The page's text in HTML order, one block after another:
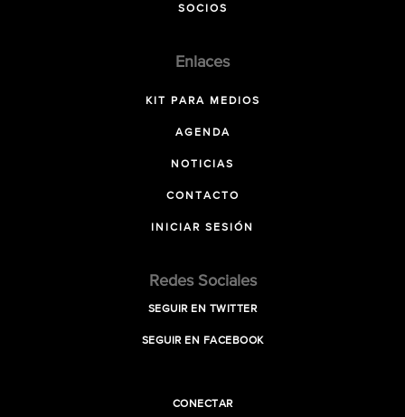
SOCIOS
Enlaces
KIT PARA MEDIOS
AGENDA
NOTICIAS
CONTACTO
INICIAR SESIÓN
Redes Sociales
SEGUIR EN TWITTER
SEGUIR EN FACEBOOK
CONECTAR